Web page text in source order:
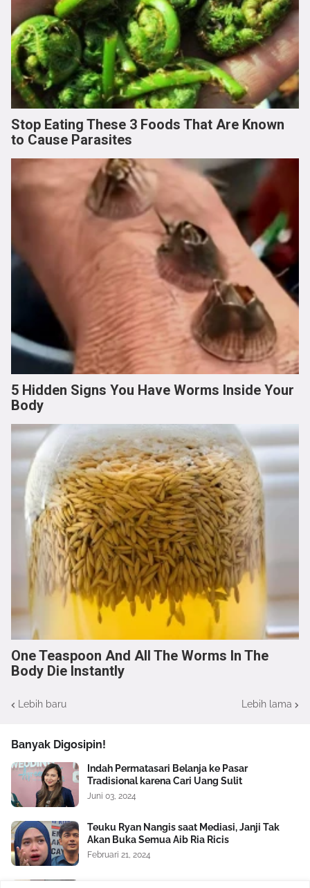
Stop Eating These 3 Foods That Are Known
to Cause Parasites
5 Hidden Signs You Have Worms Inside Your
Body
One Teaspoon And All The Worms In The
Body Die Instantly
Lebih baru Lebih lama
Banyak Digosipin!
Indah Permatasari Belanja ke Pasar
Tradisional karena Cari Uang Sulit
Juni 03, 2024
Teuku Ryan Nangis saat Mediasi, Janji Tak
Akan Buka Semua Aib Ria Ricis
Februari 21, 2024